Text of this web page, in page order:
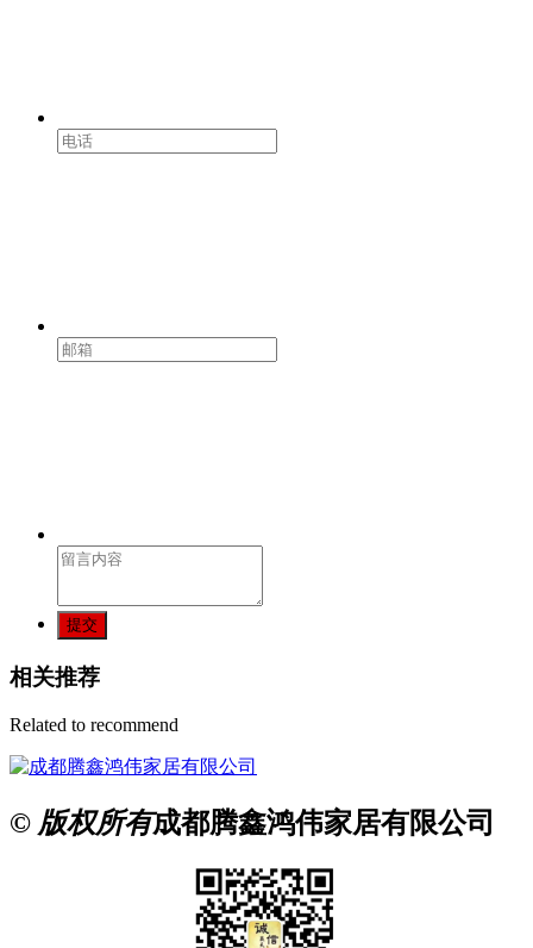
提交
相关推荐
Related to recommend
© 版权所有成都腾鑫鸿伟家居有限公司